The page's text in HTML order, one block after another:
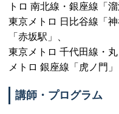
トロ 南北線・銀座線「溜
東京メトロ 日比谷線「
「赤坂駅」、
東京メトロ 千代田線・
メトロ 銀座線「虎ノ門」
講師・プログラム